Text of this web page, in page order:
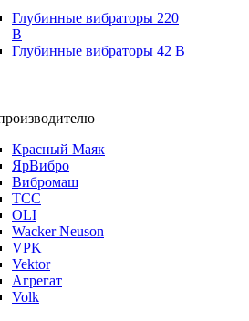
Глубинные вибраторы 220
В
Глубинные вибраторы 42 В
Красный Маяк
ЯрВибро
Вибромаш
ТСС
OLI
Wacker Neuson
VPK
Vektor
Агрегат
Volk